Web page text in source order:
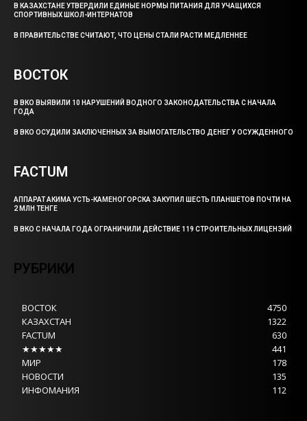
В КАЗАХСТАНЕ УТВЕРДИЛИ ЕДИНЫЕ НОРМЫ ПИТАНИЯ ДЛЯ УЧАЩИХСЯ
СПОРТИВНЫХ ШКОЛ-ИНТЕРНАТОВ
В ПРАВИТЕЛЬСТВЕ СЧИТАЮТ, ЧТО ЦЕНЫ СТАЛИ РАСТИ МЕДЛЕННЕЕ
ВОСТОК
В ВКО ВЫЯВИЛИ 10 НАРУШЕНИЙ ВОДНОГО ЗАКОНОДАТЕЛЬСТВА С НАЧАЛА
ГОДА
В ВКО ОСУДИЛИ ЗАКЛЮЧЕННЫХ ЗА ВЫМОГАТЕЛЬСТВО ДЕНЕГ У ОСУЖДЕННОГО
FACTUM
АППАРАТ АКИМА УСТЬ-КАМЕНОГОРСКА ЗАКУПИЛ ШЕСТЬ ПЛАНШЕТОВ ПОЧТИ НА
2 МЛН ТЕНГЕ
В ВКО С НАЧАЛА ГОДА ОГРАНИЧИЛИ ДЕЙСТВИЕ 119 СТРОИТЕЛЬНЫХ ЛИЦЕНЗИЙ
РУБРИКИ
ВОСТОК
4750
КАЗАХСТАН
1322
FACTUM
630
★★★★★
441
МИР
178
НОВОСТИ
135
ИНФОМАНИЯ
112